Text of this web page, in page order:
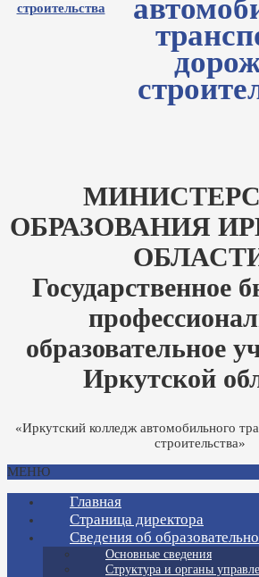
ОБРАЗОВАНИЯ
Государственное
образовательное
Иркутской
«Иркутский колледж автомобильного
строительства»
МЕНЮ
Главная
Страница директора
Сведения об
Основные сведения
Структура и органы